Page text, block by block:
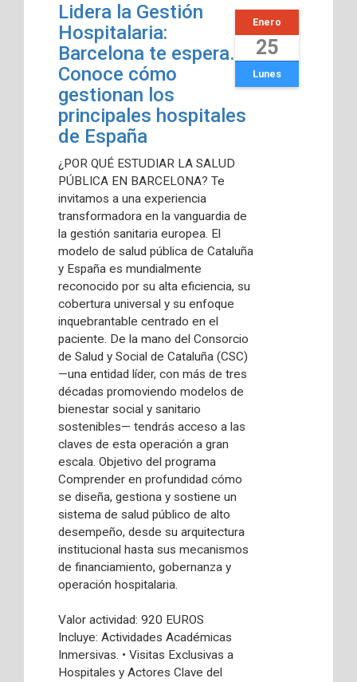
Lidera la Gestión
Hospitalaria:
Barcelona te espera.
Conoce cómo
gestionan los
principales hospitales
de España
¿POR QUÉ ESTUDIAR LA SALUD
PÚBLICA EN BARCELONA? Te
invitamos a una experiencia
transformadora en la vanguardia de
la gestión sanitaria europea. El
modelo de salud pública de Cataluña
y España es mundialmente
reconocido por su alta eficiencia, su
cobertura universal y su enfoque
inquebrantable centrado en el
paciente. De la mano del Consorcio
de Salud y Social de Cataluña (CSC)
—una entidad líder, con más de tres
décadas promoviendo modelos de
bienestar social y sanitario
sostenibles— tendrás acceso a las
claves de esta operación a gran
escala. Objetivo del programa
Comprender en profundidad cómo
se diseña, gestiona y sostiene un
sistema de salud público de alto
desempeño, desde su arquitectura
institucional hasta sus mecanismos
de financiamiento, gobernanza y
operación hospitalaria.
Valor actividad: 920 EUROS
Incluye: Actividades Académicas
Inmersivas. • Visitas Exclusivas a
Hospitales y Actores Clave del
Enero
25
Lunes